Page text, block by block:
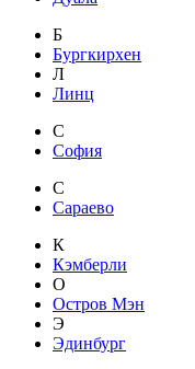
Б
Бургкирхен
Л
Линц
С
София
С
Сараево
К
Кэмберли
О
Остров Мэн
Э
Эдинбург